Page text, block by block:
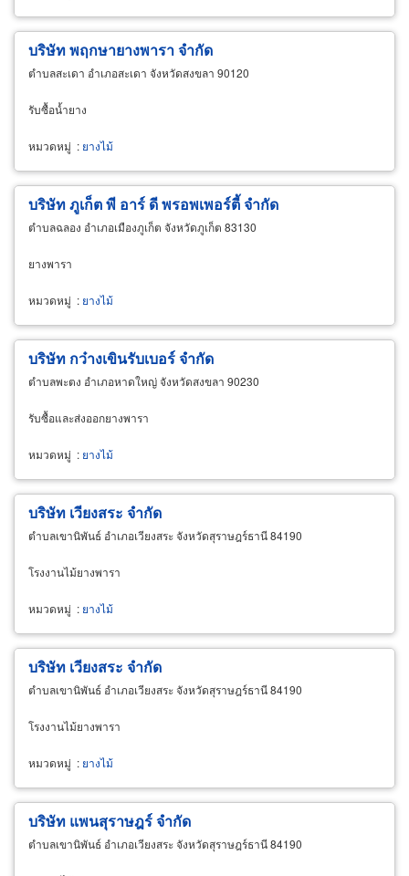
บริษัท พฤกษายางพารา จำกัด
ตำบลสะเดา อำเภอสะเดา จังหวัดสงขลา 90120
รับซื้อน้ำยาง
หมวดหมู่ : ยางไม้
บริษัท ภูเก็ต พี อาร์ ดี พรอพเพอร์ตี้ จำกัด
ตำบลฉลอง อำเภอเมืองภูเก็ต จังหวัดภูเก็ต 83130
ยางพารา
หมวดหมู่ : ยางไม้
บริษัท กว๋างเขินรับเบอร์ จำกัด
ตำบลพะตง อำเภอหาดใหญ่ จังหวัดสงขลา 90230
รับซื้อและส่งออกยางพารา
หมวดหมู่ : ยางไม้
บริษัท เวียงสระ จำกัด
ตำบลเขานิพันธ์ อำเภอเวียงสระ จังหวัดสุราษฎร์ธานี 84190
โรงงานไม้ยางพารา
หมวดหมู่ : ยางไม้
บริษัท เวียงสระ จำกัด
ตำบลเขานิพันธ์ อำเภอเวียงสระ จังหวัดสุราษฎร์ธานี 84190
โรงงานไม้ยางพารา
หมวดหมู่ : ยางไม้
บริษัท แพนสุราษฎร์ จำกัด
ตำบลเขานิพันธ์ อำเภอเวียงสระ จังหวัดสุราษฎร์ธานี 84190